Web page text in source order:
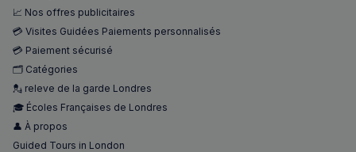
📈 Nos offres publicitaires
💳 Visites Guidées Paiements personnalisés
💳 Paiement sécurisé
🗂️ Catégories
💂 releve de la garde Londres
🎓 Écoles Françaises de Londres
👤 À propos
Guided Tours in LondonCiblage